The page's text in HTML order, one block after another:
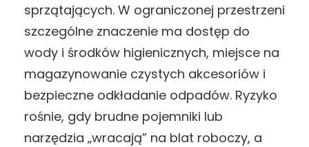
sprzątających. W ograniczonej przestrzeni
szczególne znaczenie ma dostęp do
wody i środków higienicznych, miejsce na
magazynowanie czystych akcesoriów i
bezpieczne odkładanie odpadów. Ryzyko
rośnie, gdy brudne pojemniki lub
narzędzia „wracają” na blat roboczy, a